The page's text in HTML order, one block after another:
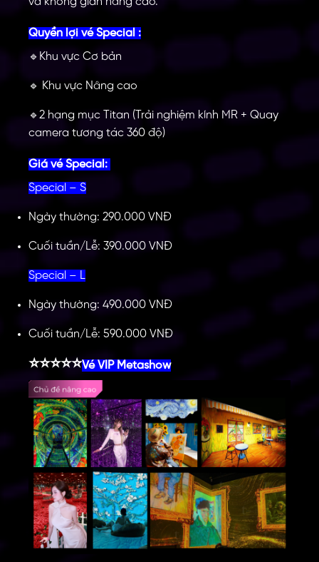
Quyền lợi vé Special :
🔹 Khu vực Cơ bản
🔹 Khu vực Nâng cao
🔹2 hạng mục Titan (Trải nghiệm kính MR + Quay
camera tương tác 360 độ)
Giá vé Special:
Special – S
Ngày thường: 290.000 VNĐ
Cuối tuần/Lễ: 390.000 VNĐ
Special – L
Ngày thường: 490.000 VNĐ
Cuối tuần/Lễ: 590.000 VNĐ
⭐⭐⭐⭐⭐Vé VIP Metashow